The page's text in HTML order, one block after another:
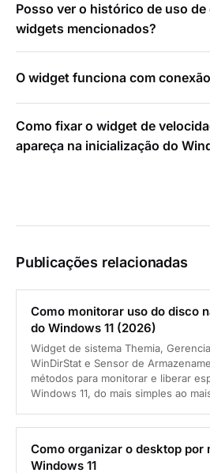
Posso ver o histórico de uso
widgets mencionados?
O widget funciona com
Como fixar o widget de
apareça na inicialização do
Publicações relacionadas
Como monitorar uso do disco
do Windows 11 (2026)
Widget de sistema Themia,
WinDirStat e Sensor de
métodos para monitorar e liberar
Windows 11, do mais simples ao
Como organizar o desktop por
Windows 11